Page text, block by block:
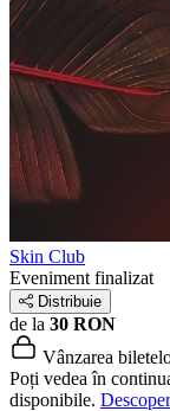
Skin Club
Eveniment finalizat
Distribuie
de la 30 RON
Vânzarea
Poți vedea în
disponibile.